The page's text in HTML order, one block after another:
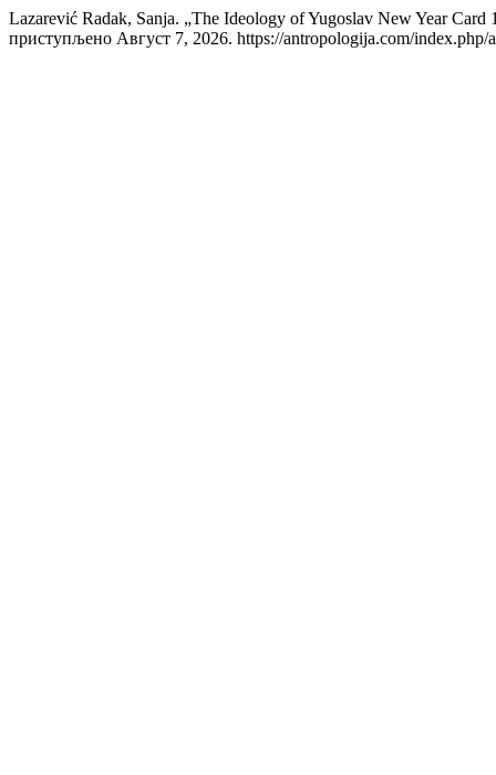
Lazarević Radak, Sanja. „The Ideology of Yugoslav New Year Card
приступљено Август 7, 2026. https://antropologija.com/index.php/